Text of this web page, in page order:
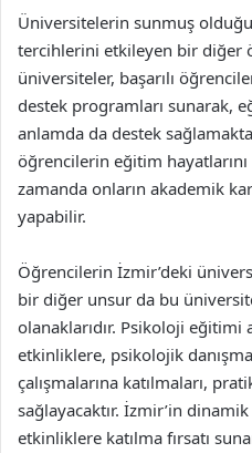
Üniversitelerin sunmuş
tercihlerini etkileyen bir diğer
üniversiteler, başarılı
destek programları sunarak,
anlamda da destek
öğrencilerin eğitim hayatlarını
zamanda onların akademik
yapabilir.
Öğrencilerin İzmir’deki
bir diğer unsur da bu
olanaklarıdır. Psikoloji eğitimi
etkinliklere, psikolojik
çalışmalarına katılmaları,
sağlayacaktır. İzmir’in
etkinliklere katılma fırsatı